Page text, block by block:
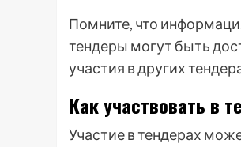
Помните, что
тендеры могут быть
участия в других
Как участвовать в
Участие в тендерах